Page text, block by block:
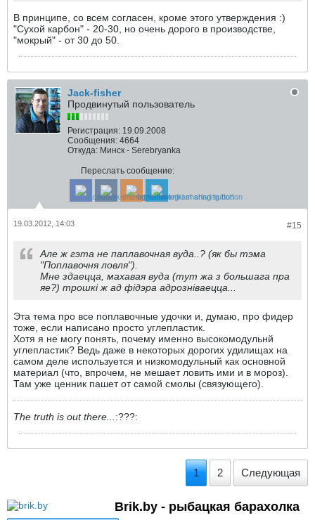
В принципе, со всем согласен, кроме этого утверждения :)
"Сухой карбон" - 20-30, но очень дорого в производстве,
"мокрый" - от 30 до 50.
Jack-fisher
Продвинутый пользователь
Регистрация: 19.09.2008
Сообщения: 4664
Откуда: Минск - Serebryanka
Переслать сообщение:
#15
19.03.2012, 14:03
Але ж гэта не паплавочная вуда..? (як бы тэма
"Поплавочня ловля").
Мне здаецца, махавая вуда (тут жа з большага пра
яе?) трошкі ж ад фідэра адрозніваецца...
Эта тема про все поплавочные удочки и, думаю, про фидер
тоже, если написано просто углепластик.
Хотя я не могу понять, почему именно высокомодульнй
углепластик? Ведь даже в некоторых дорогих удилищах на
самом деле используется и низкомодульный как основной
материал (что, впрочем, не мешает ловить ими и в мороз).
Там уже ценник пашет от самой смолы (связующего).
The truth is out there...:???:
1 2 Следующая
Brik.by - рыбацкая барахолка